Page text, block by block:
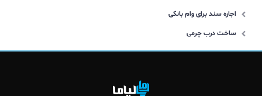
اجاره سند برای وام بانکی
ساخت درب چرمی